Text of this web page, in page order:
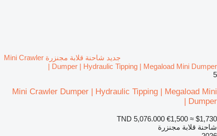
جديد شاحنة قلابة مجنزرة Mini Crawler
Dumper | Hydraulic Tipping | Megaload Mini Dumper |
5
Mini Crawler Dumper | Hydraulic Tipping | Megaload Mini
Dumper |
TND 5,076.000 €1,500 ≈ $1,730
شاحنة قلابة مجنزرة